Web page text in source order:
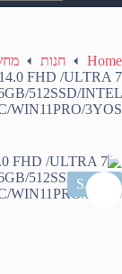
Home חנות
FHD /ULTRA 7
512SSD/INTEL
WIN11PRO/3YOS
SALE